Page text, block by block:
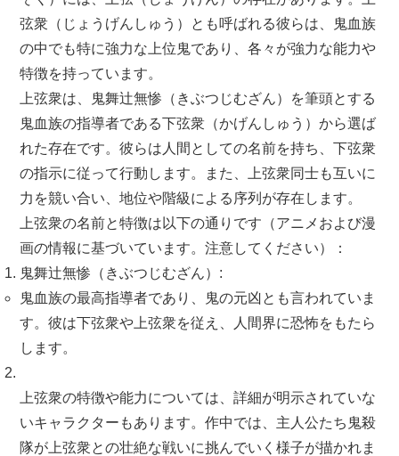
弦衆（じょうげんしゅう）とも呼ばれる彼らは、鬼血族
の中でも特に強力な上位鬼であり、各々が強力な能力や
特徴を持っています。
上弦衆は、鬼舞辻無惨（きぶつじむざん）を筆頭とする
鬼血族の指導者である下弦衆（かげんしゅう）から選ば
れた存在です。彼らは人間としての名前を持ち、下弦衆
の指示に従って行動します。また、上弦衆同士も互いに
力を競い合い、地位や階級による序列が存在します。
上弦衆の名前と特徴は以下の通りです（アニメおよび漫
画の情報に基づいています。注意してください）：
鬼舞辻無惨（きぶつじむざん）:
鬼血族の最高指導者であり、鬼の元凶とも言われていま
す。彼は下弦衆や上弦衆を従え、人間界に恐怖をもたら
します。
上弦衆の特徴や能力については、詳細が明示されていな
いキャラクターもあります。作中では、主人公たち鬼殺
隊が上弦衆との壮絶な戦いに挑んでいく様子が描かれま